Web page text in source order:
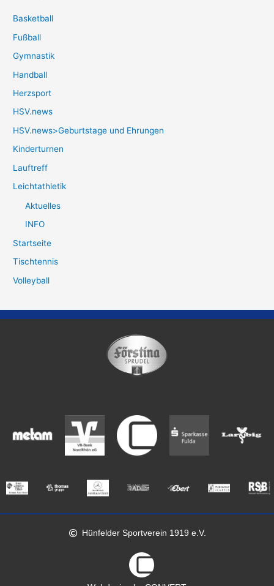
Basketball
Fußball
Gymnastik
Handball
Herzsport
HSV.news
HSV.news>Geburtstage und Ehrungen
Kinderturnen
Lauftreff
Leichtathletik
Aktuelles
INFO
Startseite
Tischtennis
Volleyball
Hünfelder Sportverein 1919 e.V.